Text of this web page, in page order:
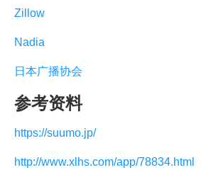
Zillow
Nadia
日本广播协会
参考资料
https://suumo.jp/
http://www.xlhs.com/app/78834.html